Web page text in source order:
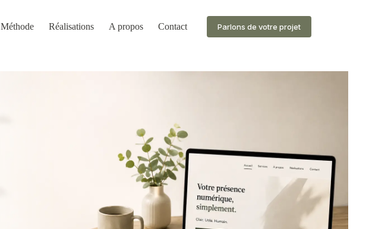
Méthode Réalisations A propos Contact Parlons de votre projet